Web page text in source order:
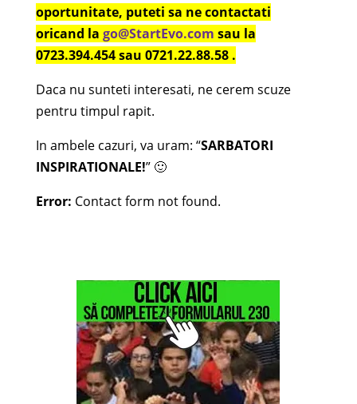
oportunitate, puteti sa ne contactati
oricand la go@StartEvo.com sau la
0723.394.454 sau 0721.22.88.58 .
Daca nu sunteti interesati, ne cerem scuze
pentru timpul rapit.
In ambele cazuri, va uram: “SARBATORI
INSPIRATIONALE!” 🙂
Error: Contact form not found.